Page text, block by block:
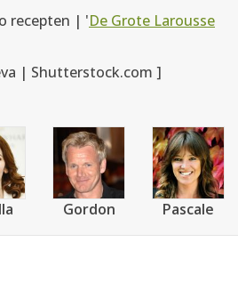
recepten | 'De Grote Larousse
| Shutterstock.com ]
Gordon Pascale